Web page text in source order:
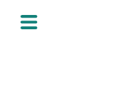
content